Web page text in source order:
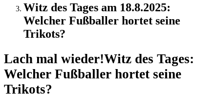
Witz des Tages am 18.8.2025:
Welcher Fußballer hortet seine
Trikots?
Lach mal wieder!Witz des Tages:
Welcher Fußballer hortet seine
Trikots?